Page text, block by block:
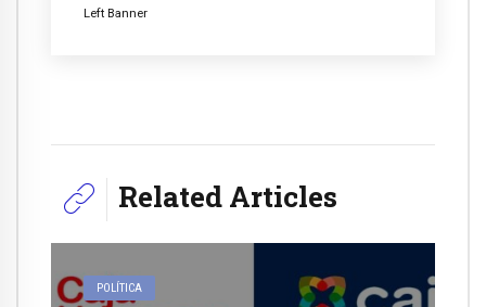
Left Banner
Related Articles
POLÍTICA